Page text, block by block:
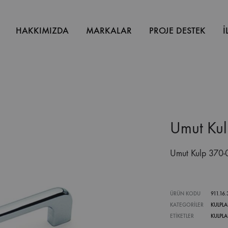
HAKKIMIZDA MARKALAR PROJE DESTEK
Umut
Umut Kulp
ÜRÜN KODU
KATEGORILER
ETIKETLER